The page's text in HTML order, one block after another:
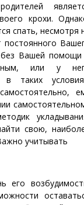
крохи.
спать, несмотря
постоянного
без Вашей
или у
в таких
свою,
учитывать
его